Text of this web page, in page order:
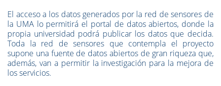
El acceso a los datos generados por la red de sensores de
la UMA lo permitirá el portal de datos abiertos, donde la
propia universidad podrá publicar los datos que decida.
Toda la red de sensores que contempla el proyecto
supone una fuente de datos abiertos de gran riqueza que,
además, van a permitir la investigación para la mejora de
los servicios.